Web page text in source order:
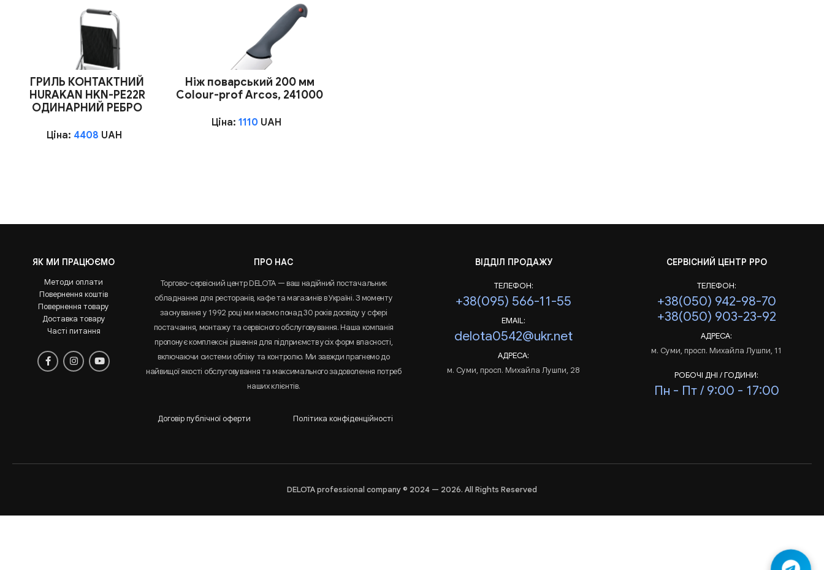
ГРИЛЬ КОНТАКТНИЙ
HURAKAN HKN-PE22R
ОДИНАРНИЙ РЕБРО
Ціна: 4408 UAH
Ніж поварський 200 мм
Сolour-prof Arcos, 241000
Ціна:1110 UAH
ЯК МИ ПРАЦЮЄМО
Методи оплати
Повернення коштів
Повернення товару
Доставка товару
Часті питання
ПРО НАС
Торгово-сервісний центр DELOTA — ваш надійний постачальник
обладнання для ресторанів, кафе та магазинів в Україні. З моменту
заснування у 1992 році ми маємо понад 30 років досвіду у сфері
постачання, монтажу та сервісного обслуговування. Наша компанія
пропонує комплексні рішення для підприємств усіх форм власності,
включаючи системи обліку та контролю. Ми завжди прагнемо до
найвищої якості обслуговування та максимального задоволення потреб
наших клієнтів.
Договір публічної оферти Політика конфіденційності
ВІДДІЛ ПРОДАЖУ
ТЕЛЕФОН:
+38(095) 566-11-55
EMAIL:
delota0542@ukr.net
АДРЕСА:
м. Суми, просп. Михайла Лушпи, 28
СЕРВІСНИЙ ЦЕНТР РРО
ТЕЛЕФОН:
+38(050) 942-98-70
+38(050) 903-23-92
АДРЕСА:
м. Суми, просп. Михайла Лушпи, 11
РОБОЧІ ДНІ / ГОДИНИ:
Пн - Пт / 9:00 - 17:00
DELOTA professional company © 2024 — 2026. All Rights Reserved